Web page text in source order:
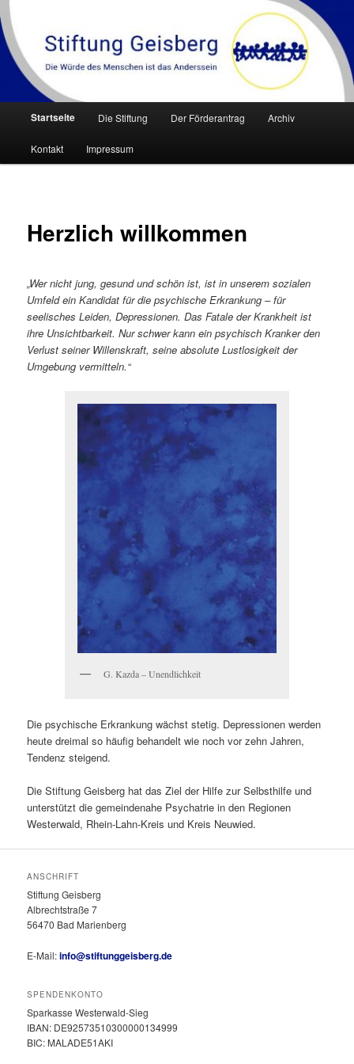
Zum
Inhalt
wechseln
Stiftung Geisberg
Startseite Die Stiftung Der Förderantrag Archiv
Kontakt Impressum
Herzlich willkommen
„Wer nicht jung, gesund und schön ist, ist in unserem sozialen
Umfeld ein Kandidat für die psychische Erkrankung – für
seelisches Leiden, Depressionen. Das Fatale der Krankheit ist
ihre Unsichtbarkeit. Nur schwer kann ein psychisch Kranker den
Verlust seiner Willenskraft, seine absolute Lustlosigkeit der
Umgebung vermitteln.“
G. Kazda – Unendlichkeit
Die psychische Erkrankung wächst stetig. Depressionen werden
heute dreimal so häufig behandelt wie noch vor zehn Jahren,
Tendenz steigend.
Die Stiftung Geisberg hat das Ziel der Hilfe zur Selbsthilfe und
unterstützt die gemeindenahe Psychatrie in den Regionen
Westerwald, Rhein-Lahn-Kreis und Kreis Neuwied.
ANSCHRIFT
Stiftung Geisberg
Albrechtstraße 7
56470 Bad Marienberg
E-Mail:info@stiftunggeisberg.de
SPENDENKONTO
Sparkasse Westerwald-Sieg
IBAN: DE92573510300000134999
BIC: MALADE51AKI